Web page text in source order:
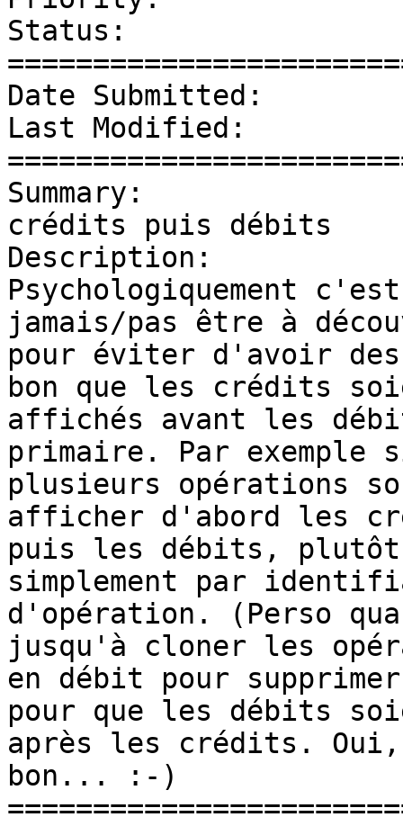
Status:
Date Submitted:
Last Modified:
Summary:
crédits puis débits
Description:
Psychologiquement
jamais/pas être à
pour éviter d'avoir
bon que les crédits
affichés avant les
primaire. Par exemple
plusieurs opérations
afficher d'abord les
puis les débits, plutôt
simplement par
d'opération. (Perso
jusqu'à cloner les
en débit pour
pour que les débits
après les crédits.
bon... :-)